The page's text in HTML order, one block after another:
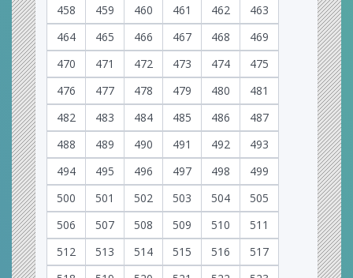
458 459 460 461 462
463
464
465 466 467 468
469
470
471 472 473 474
475
476
477 478 479 480
481
482
483 484 485 486
487
488
489 490 491 492
493
494
495 496 497 498
499
500
501 502 503 504
505
506
507 508 509 510
511
512
513 514 515 516
517